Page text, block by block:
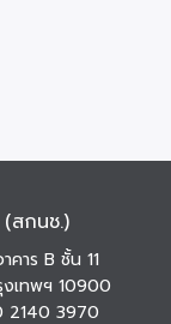
สกนช.)
าร B ชั้น 11
เทพฯ 10900
2140 3970